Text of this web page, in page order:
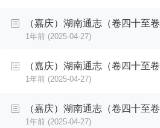
（嘉庆）湖南通志（卷四十至
1年前 (2025-04-27)
（嘉庆）湖南通志（卷四十至
1年前 (2025-04-27)
（嘉庆）湖南通志（卷四十至
1年前 (2025-04-27)